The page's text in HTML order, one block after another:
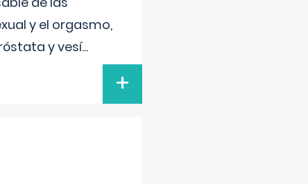
y el orgasmo,
y vesí...
+